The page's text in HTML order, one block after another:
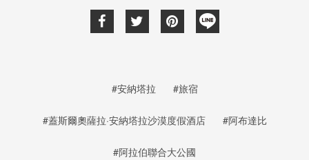
#安納塔拉 #旅宿
#蓋斯爾奧薩拉·安納塔拉沙漠度假酒店 #阿布達比
#阿拉伯聯合大公國